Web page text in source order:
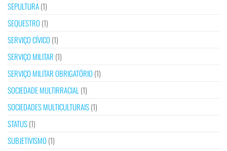
SEPULTURA(1)
SEQUESTRO (1)
SERVIÇO CÍVICO (1)
SERVIÇO MILITAR (1)
SERVIÇO MILITAR OBRIGATÓRIO (1)
SOCIEDADE MULTIRRACIAL (1)
SOCIEDADES MULTICULTURAIS(1)
STATUS(1)
SUBJETIVISMO (1)